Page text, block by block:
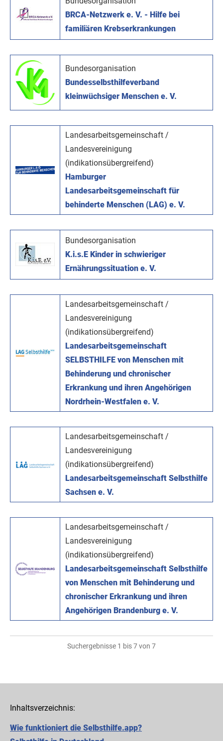
BRCA-Netzwerk e. V. - Hilfe bei
familiären Krebserkrankungen
Bundesorganisation
Bundesselbsthilfeverband
kleinwüchsiger Menschen e. V.
Landesarbeitsgemeinschaft /
Landesvereinigung
(indikationsübergreifend)
Hamburger
Landesarbeitsgemeinschaft für
behinderte Menschen (LAG) e. V.
Bundesorganisation
K.i.s.E Kinder in schwieriger
Ernährungssituation e. V.
Landesarbeitsgemeinschaft /
Landesvereinigung
(indikationsübergreifend)
Landesarbeitsgemeinschaft
SELBSTHILFE von Menschen mit
Behinderung und chronischer
Erkrankung und ihren Angehörigen
Nordrhein-Westfalen e. V.
Landesarbeitsgemeinschaft /
Landesvereinigung
(indikationsübergreifend)
Landesarbeitsgemeinschaft Selbsthilfe
Sachsen e. V.
Landesarbeitsgemeinschaft /
Landesvereinigung
(indikationsübergreifend)
Landesarbeitsgemeinschaft Selbsthilfe
von Menschen mit Behinderung und
chronischer Erkrankung und ihren
Angehörigen Brandenburg e. V.
Suchergebnisse 1 bis 7 von 7
Inhaltsverzeichnis:
Wie funktioniert die Selbsthilfe.app?